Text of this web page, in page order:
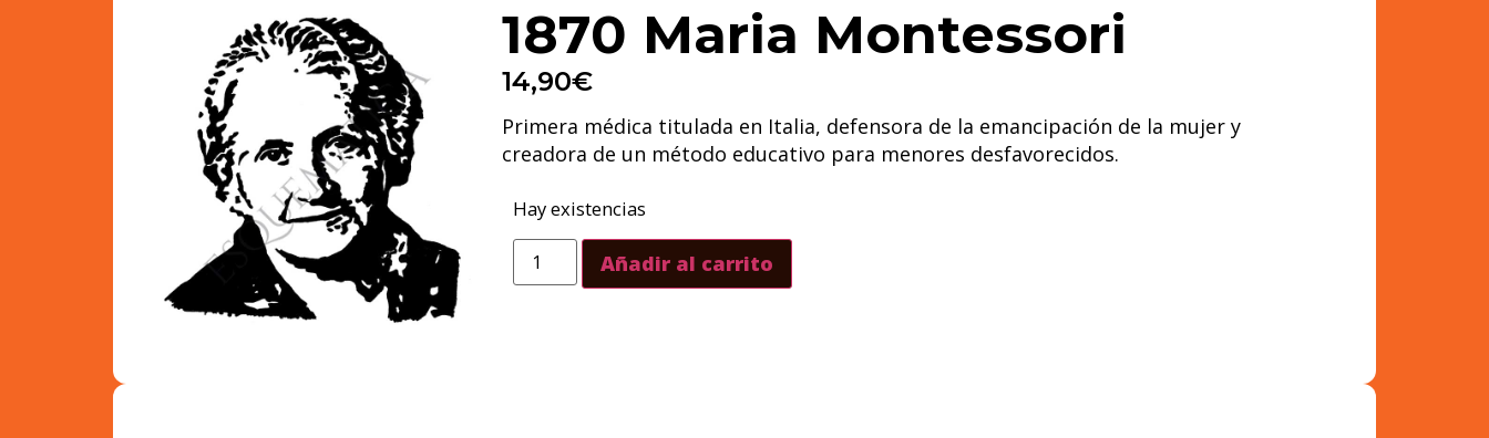
1870 Maria Montessori
14,90€
Primera médica titulada en Italia, defensora de la emancipación de la mujer y
creadora de un método educativo para menores desfavorecidos.
Hay existencias
Añadir al carrito